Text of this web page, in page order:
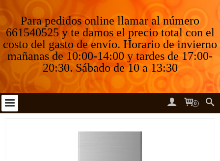
Para pedidos online llamar al número
661540525 y te damos el precio total con el
costo del gasto de envío. Horario de invierno
mañanas de 10:00-14:00 y tardes de 17:00-
20:30. Sábado de 10 a 13:30
0